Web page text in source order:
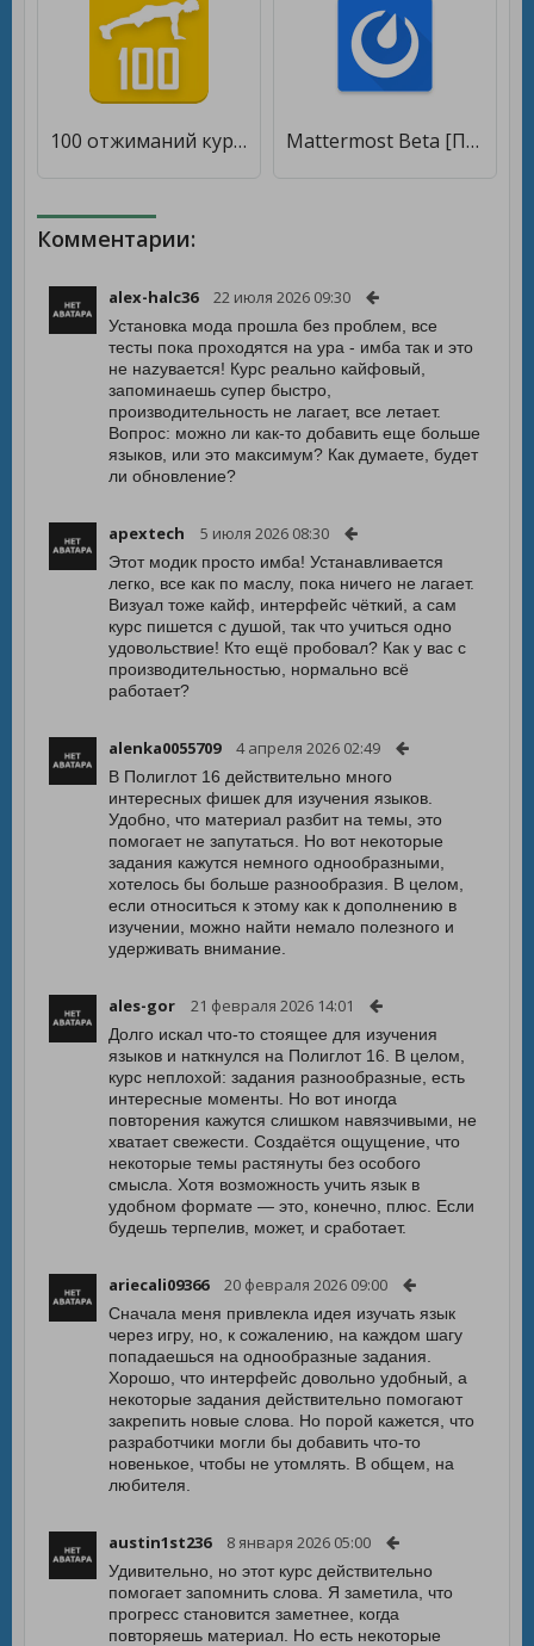
100 отжиманий курс тренировок. Мощная грудь и руки [Без рекламы] Mattermost Beta [Полная версия]
Комментарии:
alex-halc36 22 июля 2026 09:30
Установка мода прошла без проблем, все
тесты пока проходятся на ура - имба так и это
не наzyвается! Курс реально кайфовый,
запоминаешь супер быстро,
производительность не лагает, все летает.
Вопрос: можно ли как-то добавить еще больше
языков, или это максимум? Как думаете, будет
ли обновление?
apextech 5 июля 2026 08:30
Этот модик просто имба! Устанавливается
легко, все как по маслу, пока ничего не лагает.
Визуал тоже кайф, интерфейс чёткий, а сам
курс пишется с душой, так что учиться одно
удовольствие! Кто ещё пробовал? Как у вас с
производительностью, нормально всё
работает?
alenka0055709 4 апреля 2026 02:49
В Полиглот 16 действительно много
интересных фишек для изучения языков.
Удобно, что материал разбит на темы, это
помогает не запутаться. Но вот некоторые
задания кажутся немного однообразными,
хотелось бы больше разнообразия. В целом,
если относиться к этому как к дополнению в
изучении, можно найти немало полезного и
удерживать внимание.
ales-gor 21 февраля 2026 14:01
Долго искал что-то стоящее для изучения
языков и наткнулся на Полиглот 16. В целом,
курс неплохой: задания разнообразные, есть
интересные моменты. Но вот иногда
повторения кажутся слишком навязчивыми, не
хватает свежести. Создаётся ощущение, что
некоторые темы растянуты без особого
смысла. Хотя возможность учить язык в
удобном формате — это, конечно, плюс. Если
будешь терпелив, может, и сработает.
ariecali09366 20 февраля 2026 09:00
Сначала меня привлекла идея изучать язык
через игру, но, к сожалению, на каждом шагу
попадаешься на однообразные задания.
Хорошо, что интерфейс довольно удобный, а
некоторые задания действительно помогают
закрепить новые слова. Но порой кажется, что
разработчики могли бы добавить что-то
новенькое, чтобы не утомлять. В общем, на
любителя.
austin1st236 8 января 2026 05:00
Удивительно, но этот курс действительно
помогает запомнить слова. Я заметила, что
прогресс становится заметнее, когда
повторяешь материал. Но есть некоторые